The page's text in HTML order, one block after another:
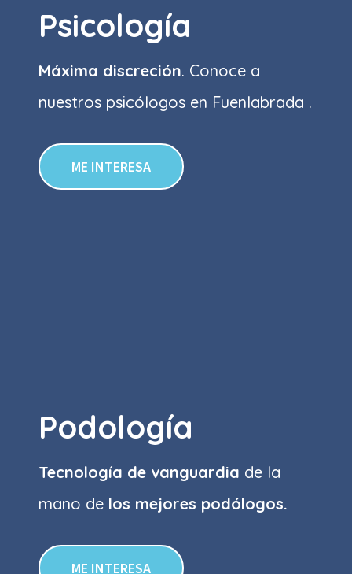
Psicología
Máxima discreción. Conoce a
nuestros psicólogos en Fuenlabrada .
ME INTERESA
Podología
Tecnología de vanguardia de la
mano de los mejores podólogos.
ME INTERESA